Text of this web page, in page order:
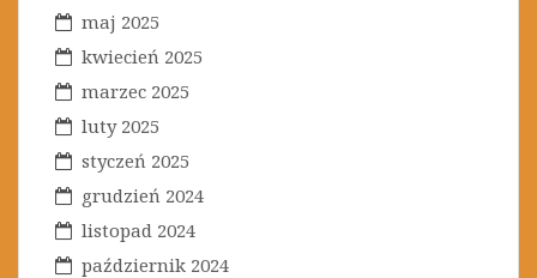
maj 2025
kwiecień 2025
marzec 2025
luty 2025
styczeń 2025
grudzień 2024
listopad 2024
październik 2024